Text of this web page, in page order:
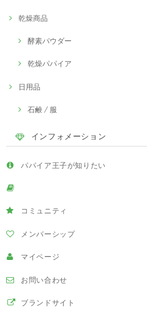
乾燥商品
酵素パウダー
乾燥パパイア
日用品
石鹸 / 服
インフォメーション
パパイア王子が知りたい
コミュニティ
メンバーシップ
マイページ
お問い合わせ
ブランドサイト